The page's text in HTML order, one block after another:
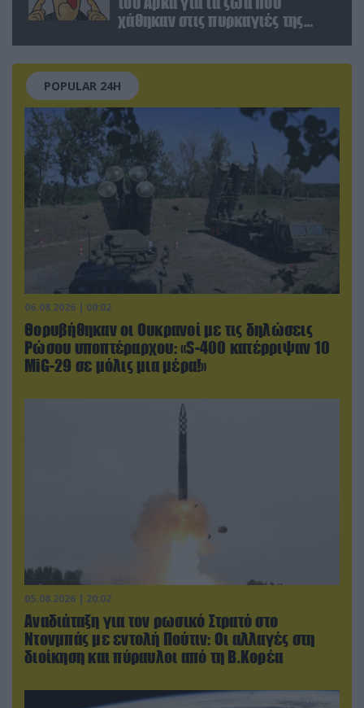
χάθηκαν στις πυρκαγιές της
POPULAR 24H
06.08.2026 | 00:02
Θορυβήθηκαν οι Ουκρανοί με τις δηλώσεις
Ρώσου υποπτέραρχου: «S-400 κατέρριψαν 10
MiG-29 σε μόλις μια μέρα!»
05.08.2026 | 20:02
Αναδιάταξη για τον ρωσικό Στρατό στο
Ντονμπάς με εντολή Πούτιν: Οι αλλαγές στη
διοίκηση και πύραυλοι από τη Β.Κορέα